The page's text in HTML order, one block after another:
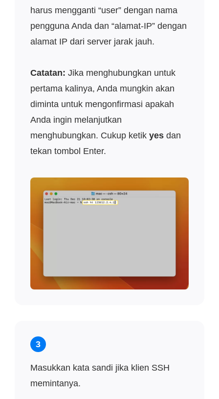
harus mengganti “user” dengan nama
pengguna Anda dan “alamat-IP” dengan
alamat IP dari server jarak jauh.
Catatan: Jika menghubungkan untuk
pertama kalinya, Anda mungkin akan
diminta untuk mengonfirmasi apakah
Anda ingin melanjutkan
menghubungkan. Cukup ketik yes dan
tekan tombol Enter.
3
Masukkan kata sandi jika klien SSH
memintanya.